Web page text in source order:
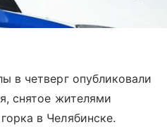
в четверг опубликовали
снятое жителями
в Челябинске.